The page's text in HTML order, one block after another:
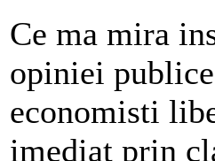
Ce ma mira
opiniei
economisti
imediat prin